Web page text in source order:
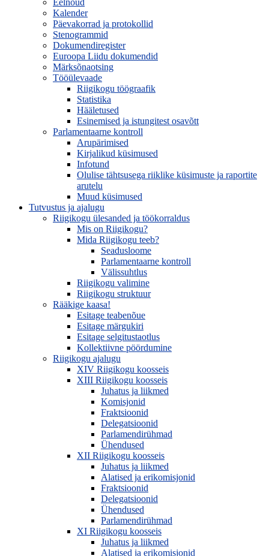
Kalender
Päevakorrad ja protokollid
Stenogrammid
Dokumendiregister
Euroopa Liidu dokumendid
Märksõnaotsing
Tööülevaade
Riigikogu töögraafik
Statistika
Hääletused
Esinemised ja istungitest osavõtt
Parlamentaarne kontroll
Arupärimised
Kirjalikud küsimused
Infotund
Olulise tähtsusega riiklike küsimuste ja raportite
arutelu
Muud küsimused
Tutvustus ja ajalugu
Riigikogu ülesanded ja töökorraldus
Mis on Riigikogu?
Mida Riigikogu teeb?
Seadusloome
Parlamentaarne kontroll
Välissuhtlus
Riigikogu valimine
Riigikogu struktuur
Rääkige kaasa!
Esitage teabenõue
Esitage märgukiri
Esitage selgitustaotlus
Kollektiivne pöördumine
Riigikogu ajalugu
XIV Riigikogu koosseis
XIII Riigikogu koosseis
Juhatus ja liikmed
Komisjonid
Fraktsioonid
Delegatsioonid
Parlamendirühmad
Ühendused
XII Riigikogu koosseis
Juhatus ja liikmed
Alatised ja erikomisjonid
Fraktsioonid
Delegatsioonid
Ühendused
Parlamendirühmad
XI Riigikogu koosseis
Juhatus ja liikmed
Alatised ja erikomisjonid